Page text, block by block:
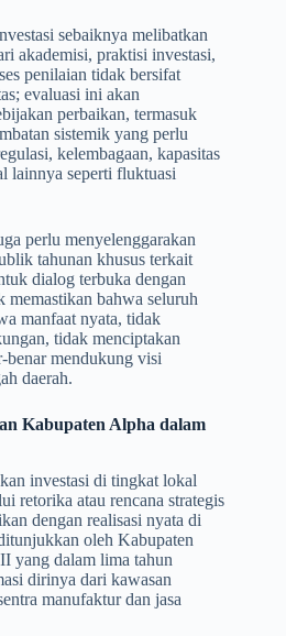
sebaiknya melibatkan
akademisi, praktisi investasi,
penilaian tidak bersifat
evaluasi ini akan
perbaikan, termasuk
sistemik yang perlu
kelembagaan, kapasitas
lainnya seperti fluktuasi
perlu menyelenggarakan
tahunan khusus terkait
dialog terbuka dengan
bahwa seluruh
manfaat nyata, tidak
tidak menciptakan
benar mendukung visi
daerah.
Kabupaten Alpha dalam
investasi di tingkat lokal
retorika atau rencana strategis
dengan realisasi nyata di
oleh Kabupaten
yang dalam lima tahun
dirinya dari kawasan
manufaktur dan jasa